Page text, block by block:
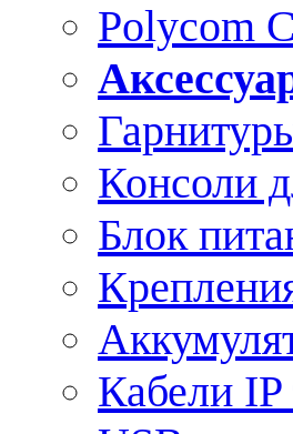
Polycom
Консоли
Блок
Кабели